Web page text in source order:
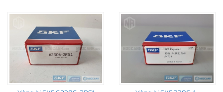
đến sản xuất số lượng lớn, từ lắp cho thiết bị ban đầu đến thị
trường thay thế sau đó.